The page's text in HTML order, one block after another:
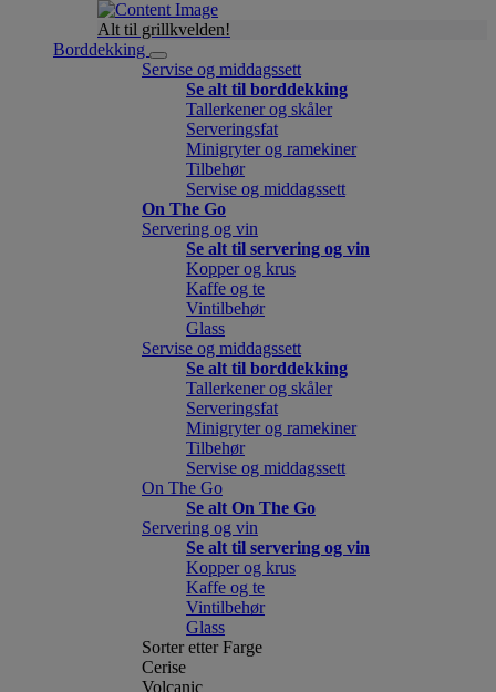
Alt til grillkvelden!
Borddekking
Servise og middagssett
Se alt til borddekking
Tallerkener og skåler
Serveringsfat
Minigryter og ramekiner
Tilbehør
Servise og middagssett
On The Go
Servering og vin
Se alt til servering og vin
Kopper og krus
Kaffe og te
Vintilbehør
Glass
Servise og middagssett
Se alt til borddekking
Tallerkener og skåler
Serveringsfat
Minigryter og ramekiner
Tilbehør
Servise og middagssett
On The Go
Se alt On The Go
Servering og vin
Se alt til servering og vin
Kopper og krus
Kaffe og te
Vintilbehør
Glass
Sorter etter Farge
Cerise
Volcanic